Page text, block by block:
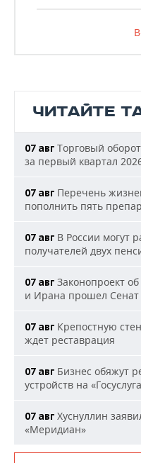
ЧИТАЙТЕ
07 авг Торговый
за первый квартал
07 авг Перечень
пополнить пять
07 авг В России могут
получателей двух
07 авг Законопроект
и Ирана прошел
07 авг Крепостную
ждет реставрация
07 авг Бизнес обяжут
устройств на
07 авг Хуснуллин
«Меридиан»